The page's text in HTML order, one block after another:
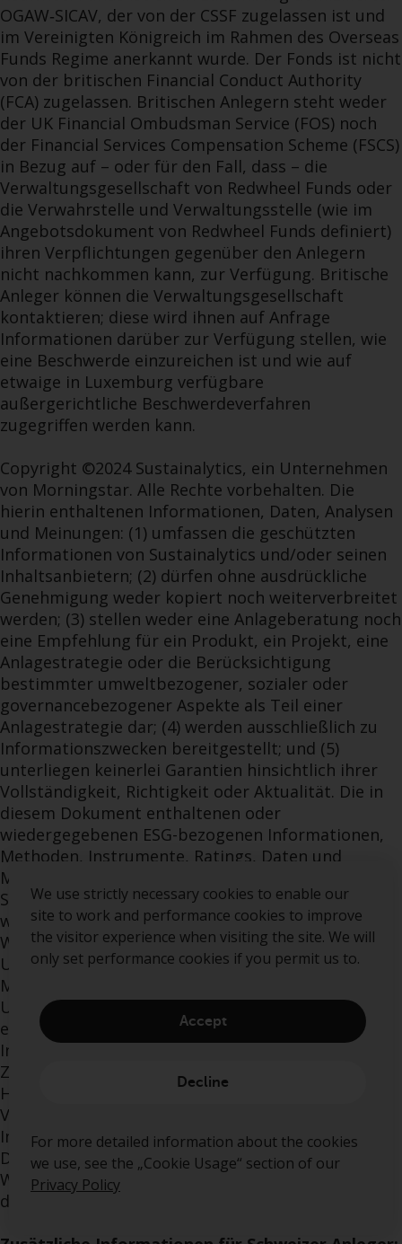
We use strictly necessary cookies to enable our
site to work and performance cookies to improve
the visitor experience when visiting the site. We will
only set performance cookies if you permit us to.
Accept
Decline
For more detailed information about the cookies
we use, see the „Cookie Usage“ section of our
Privacy Policy
OGAW‑SICAV, der von der CSSF zugelassen ist und
im Vereinigten Königreich im Rahmen des Overseas
Funds Regime anerkannt wurde. Der Fonds ist nicht
von der britischen Financial Conduct Authority
(FCA) zugelassen. Britischen Anlegern steht weder
der UK Financial Ombudsman Service (FOS) noch
der Financial Services Compensation Scheme (FSCS)
in Bezug auf – oder für den Fall, dass – die
Verwaltungsgesellschaft von Redwheel Funds oder
die Verwahrstelle und Verwaltungsstelle (wie im
Angebotsdokument von Redwheel Funds definiert)
ihren Verpflichtungen gegenüber den Anlegern
nicht nachkommen kann, zur Verfügung. Britische
Anleger können die Verwaltungsgesellschaft
kontaktieren; diese wird ihnen auf Anfrage
Informationen darüber zur Verfügung stellen, wie
eine Beschwerde einzureichen ist und wie auf
etwaige in Luxemburg verfügbare
außergerichtliche Beschwerdeverfahren
zugegriffen werden kann.
Copyright ©2024 Sustainalytics, ein Unternehmen
von Morningstar. Alle Rechte vorbehalten. Die
hierin enthaltenen Informationen, Daten, Analysen
und Meinungen: (1) umfassen die geschützten
Informationen von Sustainalytics und/oder seinen
Inhaltsanbietern; (2) dürfen ohne ausdrückliche
Genehmigung weder kopiert noch weiterverbreitet
werden; (3) stellen weder eine Anlageberatung noch
eine Empfehlung für ein Produkt, ein Projekt, eine
Anlagestrategie oder die Berücksichtigung
bestimmter umweltbezogener, sozialer oder
governancebezogener Aspekte als Teil einer
Anlagestrategie dar; (4) werden ausschließlich zu
Informationszwecken bereitgestellt; und (5)
unterliegen keinerlei Garantien hinsichtlich ihrer
Vollständigkeit, Richtigkeit oder Aktualität. Die in
diesem Dokument enthaltenen oder
wiedergegebenen ESG-bezogenen Informationen,
Methoden, Instrumente, Ratings, Daten und
Meinungen sind nicht für Kunden oder Nutzer mit
Sitz in Indien bestimmt und dürfen von ihnen
weder verwendet noch verbreitet werden. Eine
Weitergabe an in Indien ansässige Personen oder
Unternehmen ist nicht gestattet. Weder
Morningstar Inc. noch Sustainalytics, Morningstar
UK Limited oder ihre Inhaltsanbieter übernehmen
eine Haftung für die Verwendung der
Informationen, für Handlungen Dritter im
Zusammenhang mit den Informationen oder für
Handelsentscheidungen, Schäden oder sonstige
Verluste, die im Zusammenhang mit den
Informationen oder deren Verwendung entstehen.
Die Nutzung der Daten unterliegt den auf der
Website https://www.sustainalytics.com/legal-
disclaimers verfügbaren Bedingungen.